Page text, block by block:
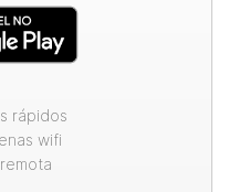
rápidos
wifi